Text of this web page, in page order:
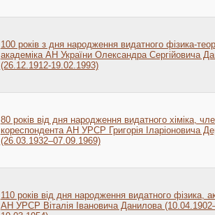
100 років з дня народження видатного фізика-
академіка АН України Олександра Сергійовича
(26.12.1912-19.02.1993)
80 років від дня народження видатного хіміка,
кореспондента АН УРСР Григорія Іларіоновича
(26.03.1932–07.09.1969)
110 років від дня народження видатного фізика,
АН УРСР Віталія Івановича Данилова